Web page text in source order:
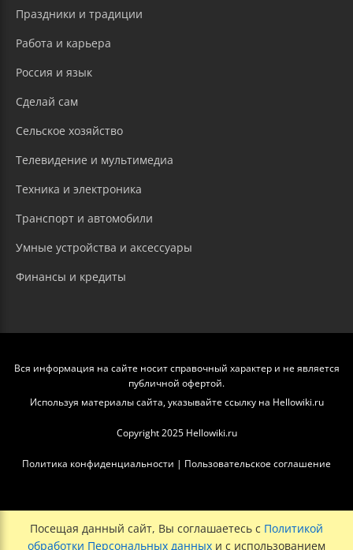
Праздники и традиции
Работа и карьера
Россия и язык
Сделай сам
Сельское хозяйство
Телевидение и мультимедиа
Техника и электроника
Транспорт и автомобили
Умные устройства и аксессуары
Финансы и кредиты
Вся информация на сайте носит справочный характер и не является
публичной офертой.
Используя материалы сайта, указывайте ссылку на Hellowiki.ru
Copyright 2025 Hellowiki.ru
Политика конфиденциальности | Пользовательское соглашение
Посещая данный сайт, Вы соглашаетесь с Политикой
обработки Персональных данных и с использованием